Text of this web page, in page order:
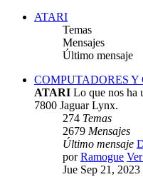
ATARI
Temas
Mensajes
Último mensaje
COMPUTADORES Y
ATARI Lo que nos ha
7800 Jaguar Lynx.
274 Temas
2679 Mensajes
Último mensaje
porRamogue
Jue Sep 21,